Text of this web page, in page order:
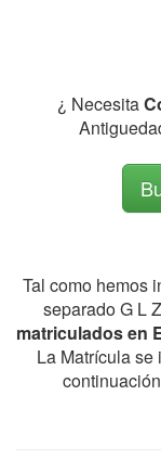
¿ Necesita
Tal como hemos
separado G L
matriculados en
La Matrícula se